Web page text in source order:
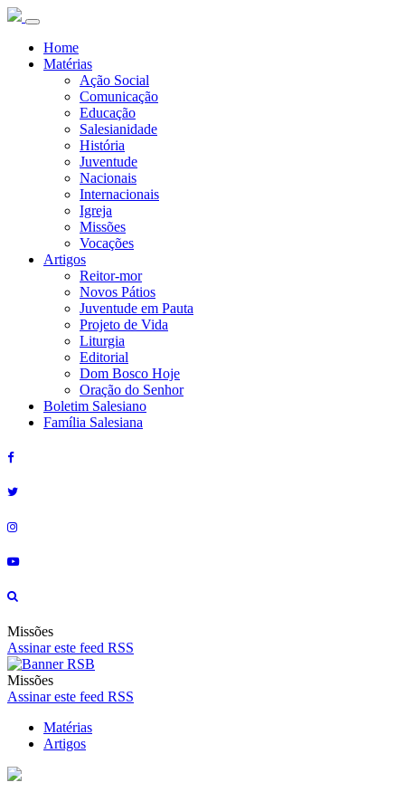
Home
Matérias
Ação Social
Comunicação
Educação
Salesianidade
História
Juventude
Nacionais
Internacionais
Igreja
Missões
Vocações
Artigos
Reitor-mor
Novos Pátios
Juventude em Pauta
Projeto de Vida
Liturgia
Editorial
Dom Bosco Hoje
Oração do Senhor
Boletim Salesiano
Família Salesiana
Missões
Assinar este feed RSS
Missões
Assinar este feed RSS
Matérias
Artigos